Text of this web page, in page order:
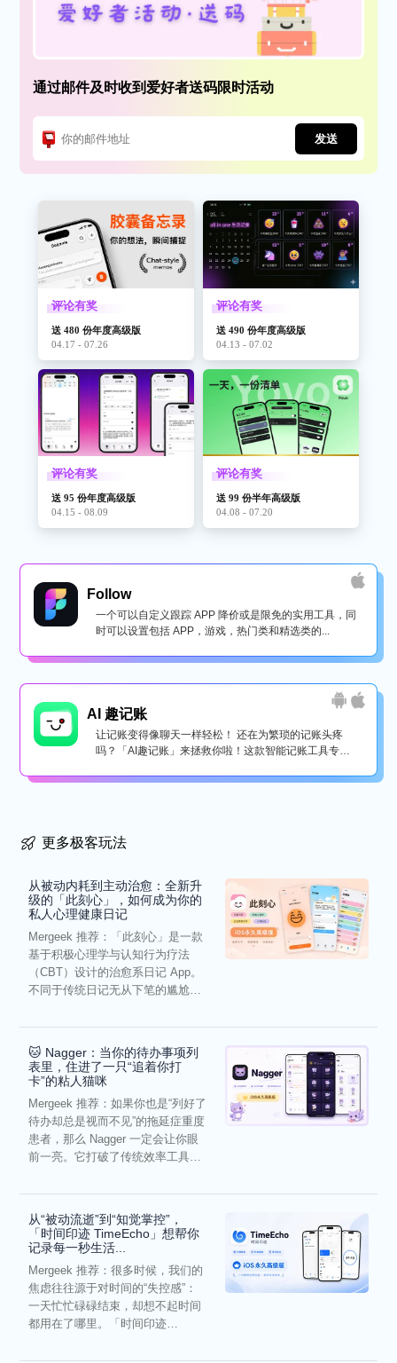
通过邮件及时收到爱好者送码限时活动
发送
评论有奖
送 480 份年度高级版
04.17 - 07.26
评论有奖
送 490 份年度高级版
04.13 - 07.02
评论有奖
送 95 份年度高级版
04.15 - 08.09
评论有奖
送 99 份半年高级版
04.08 - 07.20
Follow
一个可以自定义跟踪 APP 降价或是限免的实用工具，同
时可以设置包括 APP，游戏，热门类和精选类的...
AI 趣记账
让记账变得像聊天一样轻松！ 还在为繁琐的记账头疼
吗？「AI趣记账」来拯救你啦！这款智能记账工具专为
更多极客玩法
从被动内耗到主动治愈：全新升
级的「此刻心」，如何成为你的
私人心理健康日记
Mergeek 推荐：「此刻心」是一款
基于积极心理学与认知行为疗法
（CBT）设计的治愈系日记 App。
不同于传统日记无从下笔的尴尬，
🐱 Nagger：当你的待办事项列
表里，住进了一只“追着你打
卡”的粘人猫咪
Mergeek 推荐：如果你也是“列好了
待办却总是视而不见”的拖延症重度
患者，那么 Nagger 一定会让你眼
前一亮。它打破了传统效率工具冰
从“被动流逝”到“知觉掌控”，
「时间印迹 TimeEcho」想帮你
记录每一秒生活...
Mergeek 推荐：很多时候，我们的
焦虑往往源于对时间的“失控感”：
一天忙忙碌碌结束，却想不起时间
都用在了哪里。「时间印迹